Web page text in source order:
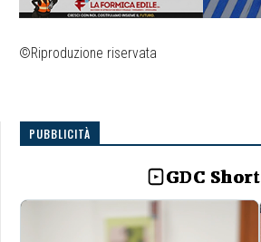
©Riproduzione riservata
PUBBLICITÀ
GDC Short